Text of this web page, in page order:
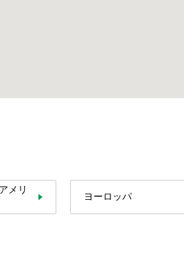
メリ
ヨーロッパ